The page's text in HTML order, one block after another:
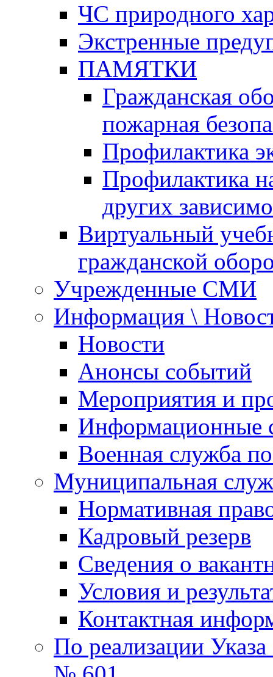
ЧС природного
Экстренные
ПАМЯТКИ
Гражданская
пожарная
Профилактика
Профилактика
других
Виртуальный
гражданской
Учрежденные СМИ
Информация \
Новости
Анонсы событий
Мероприятия и
Информационные
Военная служба
Муниципальная
Нормативная
Кадровый резерв
Сведения о
Условия и
Контактная
По реализации